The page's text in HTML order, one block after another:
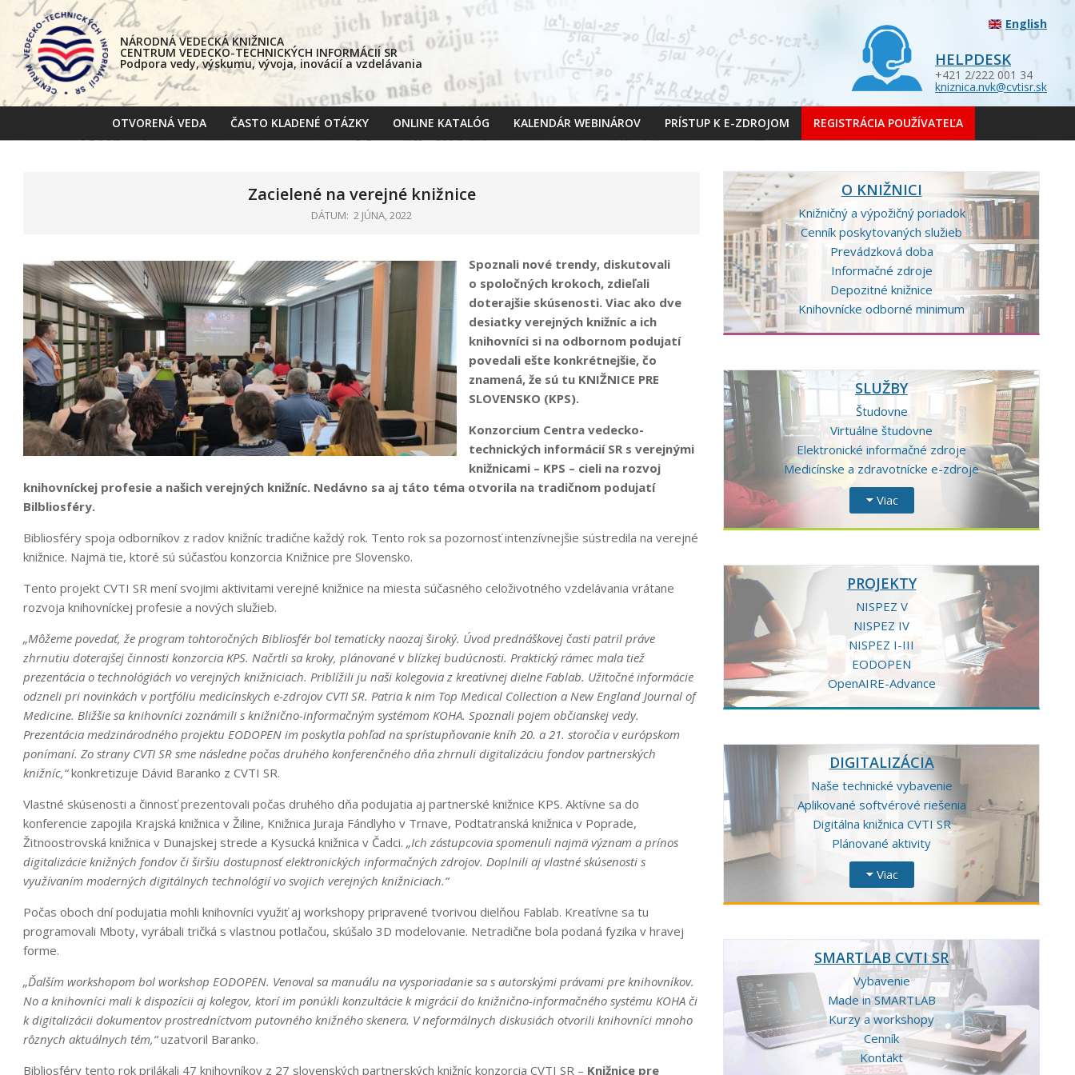
Skip
content
NÁRODNÁ VEDECKÁ KNIŽNICA
CENTRUM VEDECKO-TECHNICKÝCH INFORMÁCIÍ SR
Podpora vedy, výskumu, vývoja, inovácií a vzdelávania
English
HELPDESK
+421 2/222 001 34
kniznica.nvk@cvtisr.sk
Primary
OTVORENÁ VEDA ČASTO KLADENÉ OTÁZKY ONLINE KATALÓG KALENDÁR WEBINÁROV PRÍSTUP K E-ZDROJOM REGISTRÁCIA POUŽÍVATEĽA
Zacielené na verejné knižnice
DÁTUM: 2 JÚNA, 2022
Spoznali nové trendy, diskutovali
o spoločných krokoch, zdieľali
doterajšie skúsenosti. Viac ako dve
desiatky verejných knižníc a ich
knihovníci si na odbornom podujatí
povedali ešte konkrétnejšie, čo
znamená, že sú tu KNIŽNICE PRE
SLOVENSKO (KPS).
Konzorcium Centra vedecko-
technických informácií SR s verejnými
knižnicami – KPS – cieli na rozvoj
knihovníckej profesie a našich verejných knižníc. Nedávno sa aj táto téma otvorila na tradičnom podujatí
Bilbliosféry.
Bibliosféry spoja odborníkov z radov knižníc tradične každý rok. Tento rok sa pozornosť intenzívnejšie sústredila na verejné
knižnice. Najmä tie, ktoré sú súčasťou konzorcia Knižnice pre Slovensko.
Tento projekt CVTI SR mení svojimi aktivitami verejné knižnice na miesta súčasného celoživotného vzdelávania vrátane
rozvoja knihovníckej profesie a nových služieb.
„Môžeme povedať, že program tohtoročných Bibliosfér bol tematicky naozaj široký. Úvod prednáškovej časti patril práve
zhrnutiu doterajšej činnosti konzorcia KPS. Načrtli sa kroky, plánované v blízkej budúcnosti. Praktický rámec mala tiež
prezentácia o technológiách vo verejných knižniciach. Priblížili ju naši kolegovia z kreatívnej dielne Fablab. Užitočné informácie
odzneli pri novinkách v portfóliu medicínskych e-zdrojov CVTI SR. Patria k nim Top Medical Collection a New England Journal of
Medicine. Bližšie sa knihovníci zoznámili s knižnično-informačným systémom KOHA. Spoznali pojem občianskej vedy.
Prezentácia medzinárodného projektu EODOPEN im poskytla pohľad na sprístupňovanie kníh 20. a 21. storočia v európskom
ponímaní. Zo strany CVTI SR sme následne počas druhého konferenčného dňa zhrnuli digitalizáciu fondov partnerských
knižníc,“konkretizuje Dávid Baranko z CVTI SR.
Vlastné skúsenosti a činnosť prezentovali počas druhého dňa podujatia aj partnerské knižnice KPS. Aktívne sa do
konferencie zapojila Krajská knižnica v Žiline, Knižnica Juraja Fándlyho v Trnave, Podtatranská knižnica v Poprade,
Žitnoostrovská knižnica v Dunajskej strede a Kysucká knižnica v Čadci. „Ich zástupcovia spomenuli najmä význam a prínos
digitalizácie knižných fondov či širšiu dostupnosť elektronických informačných zdrojov. Doplnili aj vlastné skúsenosti s
využívaním moderných digitálnych technológií vo svojich verejných knižniciach.“
Počas oboch dní podujatia mohli knihovníci využiť aj workshopy pripravené tvorivou dielňou Fablab. Kreatívne sa tu
programovali Mboty, vyrábali tričká s vlastnou potlačou, skúšalo 3D modelovanie. Netradične bola podaná fyzika v hravej
forme.
„Ďalším workshopom bol workshop EODOPEN. Venoval sa manuálu na vysporiadanie sa s autorskými právami pre knihovníkov.
No a knihovníci mali k dispozícii aj kolegov, ktorí im ponúkli konzultácie k migrácií do knižnično-informačného systému KOHA či
k digitalizácii dokumentov prostredníctvom putovného knižného skenera. V neformálnych diskusiách otvorili knihovníci mnoho
rôznych aktuálnych tém,“uzatvoril Baranko.
Bibliosféry tento rok prilákali 47 knihovníkov z 27 slovenských partnerských knižníc konzorcia CVTI SR – Knižnice pre
O KNIŽNICI
Knižničný a výpožičný poriadok
Cenník poskytovaných služieb
Prevádzková doba
Informačné zdroje
Depozitné knižnice
Knihovnícke odborné minimum
SLUŽBY
Študovne
Virtuálne študovne
Elektronické informačné zdroje
Medicínske a zdravotnícke e-zdroje
Viac
PROJEKTY
NISPEZ V
NISPEZ IV
NISPEZ I-III
EODOPEN
OpenAIRE-Advance
DIGITALIZÁCIA
Naše technické vybavenie
Aplikované softvérové riešenia
Digitálna knižnica CVTI SR
Plánované aktivity
Viac
SMARTLAB CVTI SR
Vybavenie
Made in SMARTLAB
Kurzy a workshopy
Cenník
Kontakt